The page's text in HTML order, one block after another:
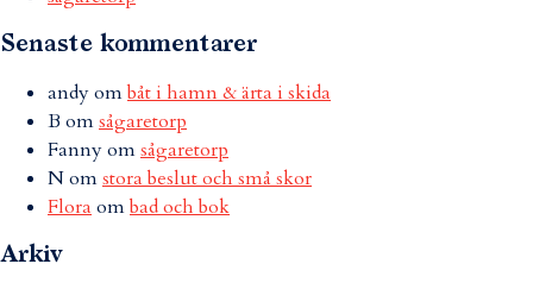
Senaste kommentarer
andyombåt i hamn & ärta i skida
B omsågaretorp
Fannyomsågaretorp
Nomstora beslut och små skor
Flora ombad och bok
Arkiv